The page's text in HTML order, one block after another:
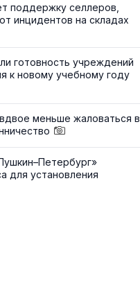
поддержку селлеров,
инцидентов на складах
готовность учреждений
к новому учебному году
меньше жаловаться в
для установления